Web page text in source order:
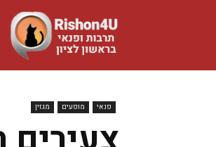
פנאי מופעים מגזין